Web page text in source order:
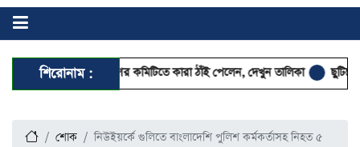
শিরোনাম :
মহানগর দক্ষিণের কমিটিতে কারা ঠাঁই পেলেন, দেখুন তালিকা ছুটিতেও
শোক নিউইয়র্কে গুলিতে বাংলাদেশি পুলিশ কর্মকর্তাসহ নিহত ৫